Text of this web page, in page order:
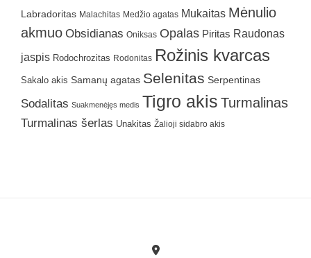
Labradoritas Malachitas Medžio agatas Mukaitas Mėnulio
akmuo Obsidianas Oniksas Opalas Piritas Raudonas
jaspis Rodochrozitas Rodonitas Rožinis kvarcas
Sakalo akis Samanų agatas Selenitas Serpentinas
Sodalitas Suakmenėjęs medis Tigro akis Turmalinas
Turmalinas šerlas Unakitas Žalioji sidabro akis